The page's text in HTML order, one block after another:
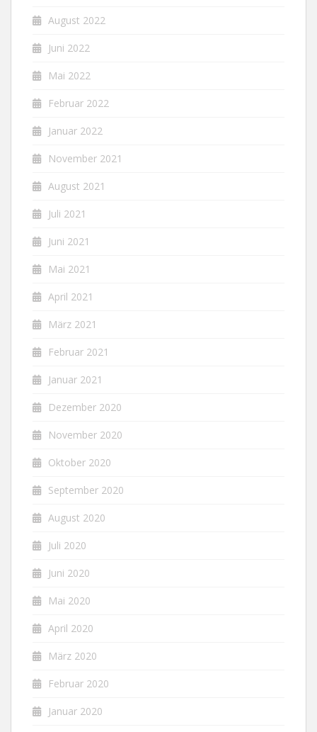
August 2022
Juni 2022
Mai 2022
Februar 2022
Januar 2022
November 2021
August 2021
Juli 2021
Juni 2021
Mai 2021
April 2021
März 2021
Februar 2021
Januar 2021
Dezember 2020
November 2020
Oktober 2020
September 2020
August 2020
Juli 2020
Juni 2020
Mai 2020
April 2020
März 2020
Februar 2020
Januar 2020